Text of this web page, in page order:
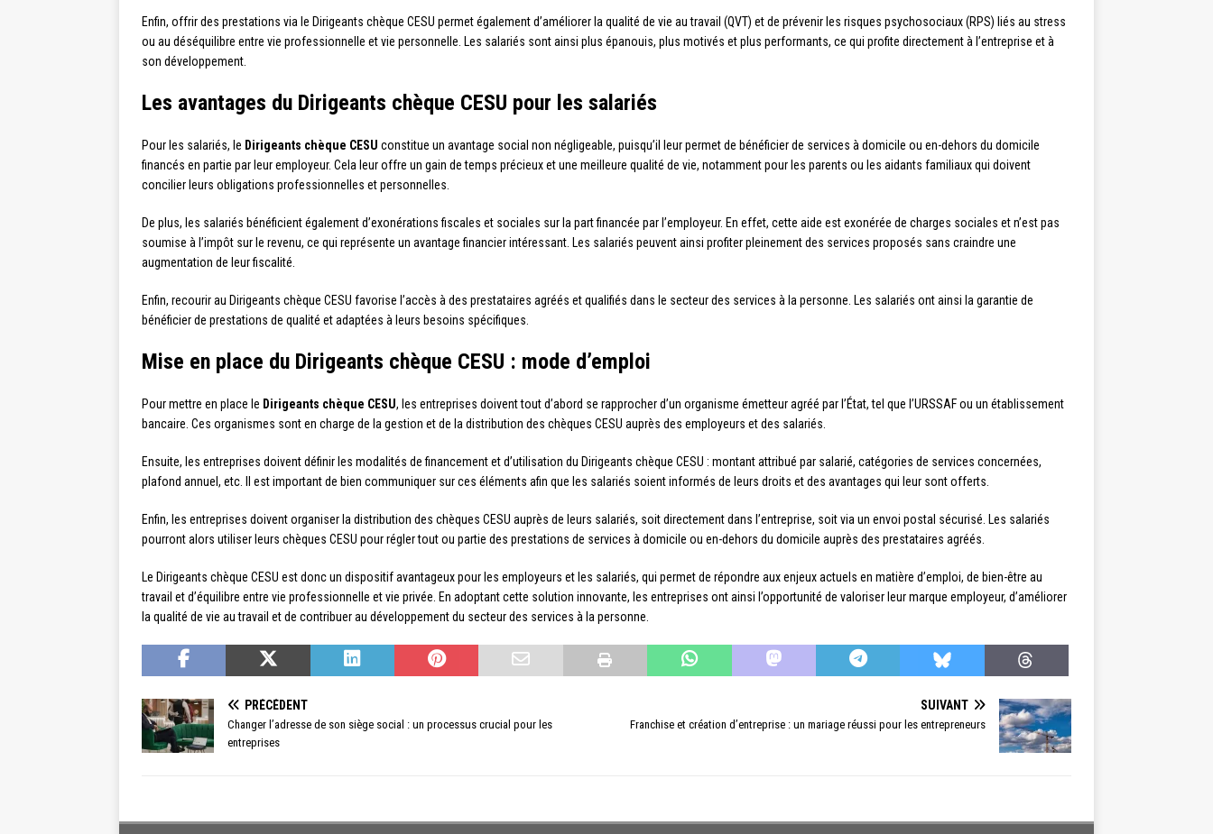
Enfin, offrir des prestations via le Dirigeants chèque CESU permet également d’améliorer la qualité de vie au travail (QVT) et de prévenir les risques psychosociaux (RPS) liés au stress
ou au déséquilibre entre vie professionnelle et vie personnelle. Les salariés sont ainsi plus épanouis, plus motivés et plus performants, ce qui profite directement à l’entreprise et à
son développement.
Les avantages du Dirigeants chèque CESU pour les salariés
Pour les salariés, le Dirigeants chèque CESU constitue un avantage social non négligeable, puisqu’il leur permet de bénéficier de services à domicile ou en-dehors du domicile
financés en partie par leur employeur. Cela leur offre un gain de temps précieux et une meilleure qualité de vie, notamment pour les parents ou les aidants familiaux qui doivent
concilier leurs obligations professionnelles et personnelles.
De plus, les salariés bénéficient également d’exonérations fiscales et sociales sur la part financée par l’employeur. En effet, cette aide est exonérée de charges sociales et n’est pas
soumise à l’impôt sur le revenu, ce qui représente un avantage financier intéressant. Les salariés peuvent ainsi profiter pleinement des services proposés sans craindre une
augmentation de leur fiscalité.
Enfin, recourir au Dirigeants chèque CESU favorise l’accès à des prestataires agréés et qualifiés dans le secteur des services à la personne. Les salariés ont ainsi la garantie de
bénéficier de prestations de qualité et adaptées à leurs besoins spécifiques.
Mise en place du Dirigeants chèque CESU : mode d’emploi
Pour mettre en place le Dirigeants chèque CESU, les entreprises doivent tout d’abord se rapprocher d’un organisme émetteur agréé par l’État, tel que l’URSSAF ou un établissement
bancaire. Ces organismes sont en charge de la gestion et de la distribution des chèques CESU auprès des employeurs et des salariés.
Ensuite, les entreprises doivent définir les modalités de financement et d’utilisation du Dirigeants chèque CESU : montant attribué par salarié, catégories de services concernées,
plafond annuel, etc. Il est important de bien communiquer sur ces éléments afin que les salariés soient informés de leurs droits et des avantages qui leur sont offerts.
Enfin, les entreprises doivent organiser la distribution des chèques CESU auprès de leurs salariés, soit directement dans l’entreprise, soit via un envoi postal sécurisé. Les salariés
pourront alors utiliser leurs chèques CESU pour régler tout ou partie des prestations de services à domicile ou en-dehors du domicile auprès des prestataires agréés.
Le Dirigeants chèque CESU est donc un dispositif avantageux pour les employeurs et les salariés, qui permet de répondre aux enjeux actuels en matière d’emploi, de bien-être au
travail et d’équilibre entre vie professionnelle et vie privée. En adoptant cette solution innovante, les entreprises ont ainsi l’opportunité de valoriser leur marque employeur, d’améliorer
la qualité de vie au travail et de contribuer au développement du secteur des services à la personne.
PRÉCÉDENT
Changer l’adresse de son siège social : un processus crucial pour les
entreprises
SUIVANT
Franchise et création d’entreprise : un mariage réussi pour les entrepreneurs